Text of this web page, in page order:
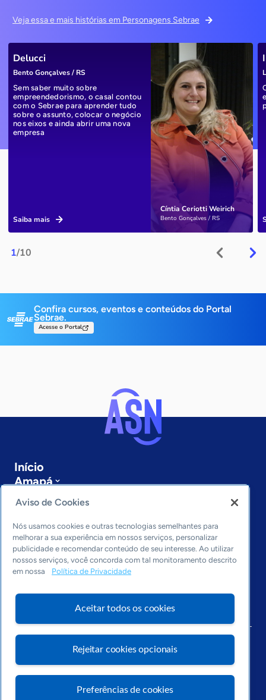
Veja essa e mais histórias em Personagens Sebrae
1/10
Cíntia Ceriotti Weirich
Bento Gonçalves / RS
Delucci
Bento Gonçalves / RS
Sem saber muito sobre
empreendedorismo, o casal contou
com o Sebrae para aprender tudo
sobre o assunto, colocar o negócio
nos eixos e ainda abrir uma nova
empresa
Saiba mais
Confira cursos, eventos e conteúdos do Portal
Sebrae.
Acesse o Portal
Início
Amapá
Sobre a ASN
Últimas notícias
Entre em contato
Editorias
Economia & Política
Inovação & Tecnologia
Cultura empreendedora
Arquivo
Aviso de Cookies
Nós usamos cookies e outras tecnologias semelhantes para
melhorar a sua experiência em nossos serviços, personalizar
publicidade e recomendar conteúdo de seu interesse. Ao utilizar
nossos serviços, você concorda com tal monitoramento descrito
em nossa
Política de Privacidade
Aceitar todos os cookies
Rejeitar cookies opcionais
Preferências de cookies